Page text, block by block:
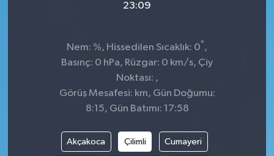
23:09
Nem: %, Hissedilen Sıcaklık: 0° ,
Basınç: 0 hPa, Rüzgar: 0 km/s, Çiy
Noktası: ,
Görüş Mesafesi: km, Gün Doğumu:
8:15, Gün Batımı: 17:58
Akçakoca Çilimli Cumayeri